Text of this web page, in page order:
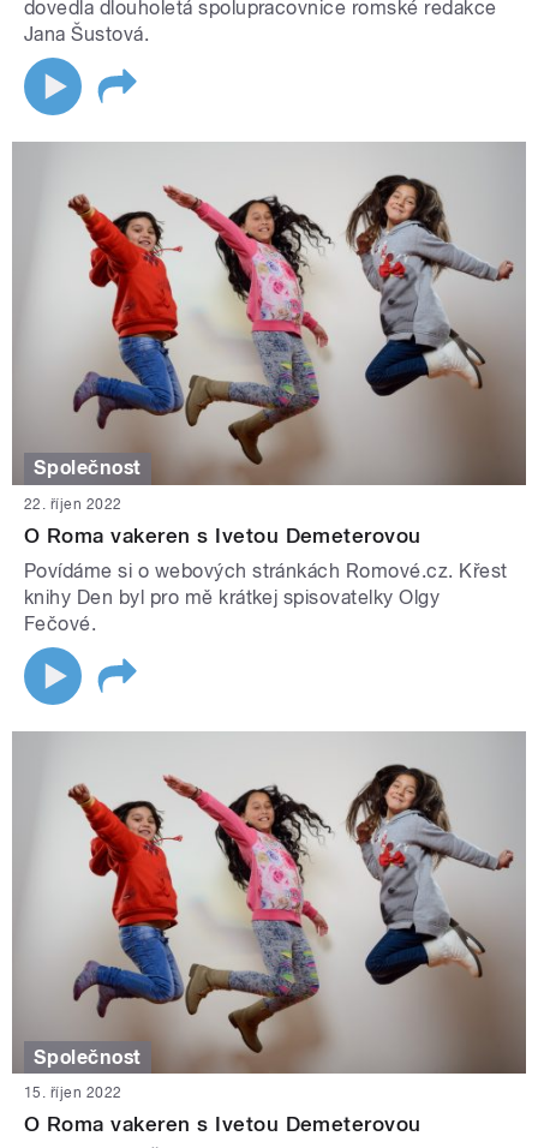
dovedla dlouholetá spolupracovnice romské redakce
Jana Šustová.
Společnost
22. říjen 2022
O Roma vakeren s Ivetou Demeterovou
Povídáme si o webových stránkách Romové.cz. Křest
knihy Den byl pro mě krátkej spisovatelky Olgy
Fečové.
Společnost
15. říjen 2022
O Roma vakeren s Ivetou Demeterovou